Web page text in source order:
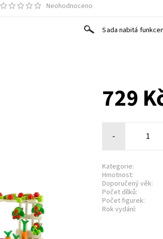
Neohodnoceno
Sada nabitá
729
-
Kategorie:
Hmotnost:
Doporučený věk:
Počet dílků:
Počet figurek:
Rok vydání: